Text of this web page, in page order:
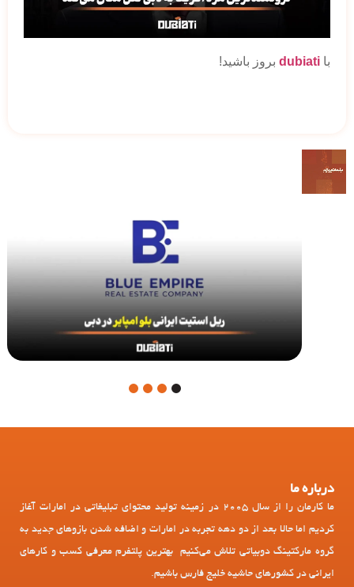
با dubiati بروز باشید!
1
درباره ما
ما کارمان را از سال 2005 در زمینه تولید محتوای تبلیغاتی در امارات آغاز
کردیم اما حالا بعد از دو دهه تجربه در امارات و اضافه شدن بازوهای جدید به
گروه مارکتینگ دوبیاتی تلاش می‌کنیم بهترین پلتفرم معرفی کسب و کارهای
ایرانی در کشورهای حاشیه خلیج فارس باشیم.